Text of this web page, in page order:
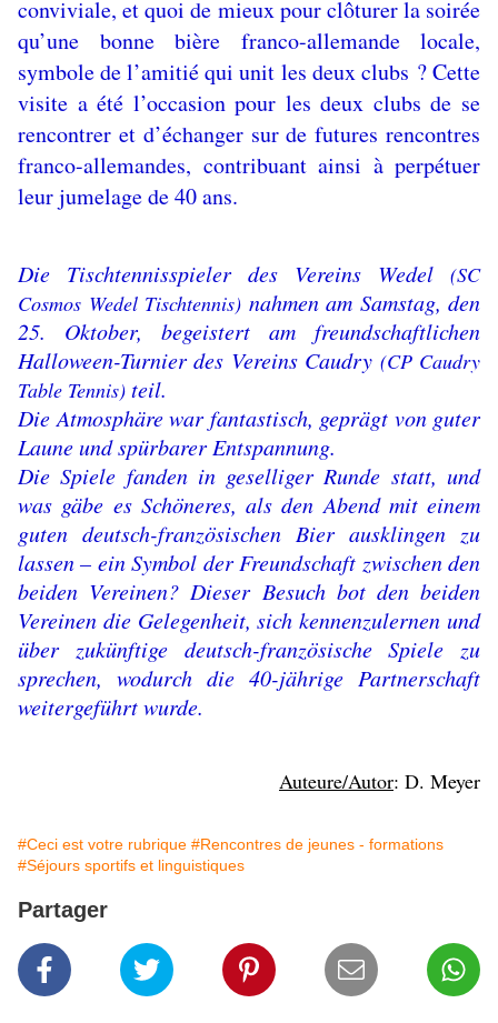
conviviale, et quoi de mieux pour clôturer la soirée
qu’une bonne bière franco-allemande locale,
symbole de l’amitié qui unit les deux clubs ? Cette
visite a été l’occasion pour les deux clubs de se
rencontrer et d’échanger sur de futures rencontres
franco-allemandes, contribuant ainsi à perpétuer
leur jumelage de 40 ans.
Die Tischtennisspieler des Vereins Wedel (SC
Cosmos Wedel Tischtennis) nahmen am Samstag, den
25. Oktober, begeistert am freundschaftlichen
Halloween-Turnier des Vereins Caudry (CP Caudry
Table Tennis) teil.
Die Atmosphäre war fantastisch, geprägt von guter
Laune und spürbarer Entspannung.
Die Spiele fanden in geselliger Runde statt, und
was gäbe es Schöneres, als den Abend mit einem
guten deutsch-französischen Bier ausklingen zu
lassen – ein Symbol der Freundschaft zwischen den
beiden Vereinen? Dieser Besuch bot den beiden
Vereinen die Gelegenheit, sich kennenzulernen und
über zukünftige deutsch-französische Spiele zu
sprechen, wodurch die 40-jährige Partnerschaft
weitergeführt wurde.
Auteure/Autor: D. Meyer
#Ceci est votre rubrique #Rencontres de jeunes - formations
#Séjours sportifs et linguistiques
Partager